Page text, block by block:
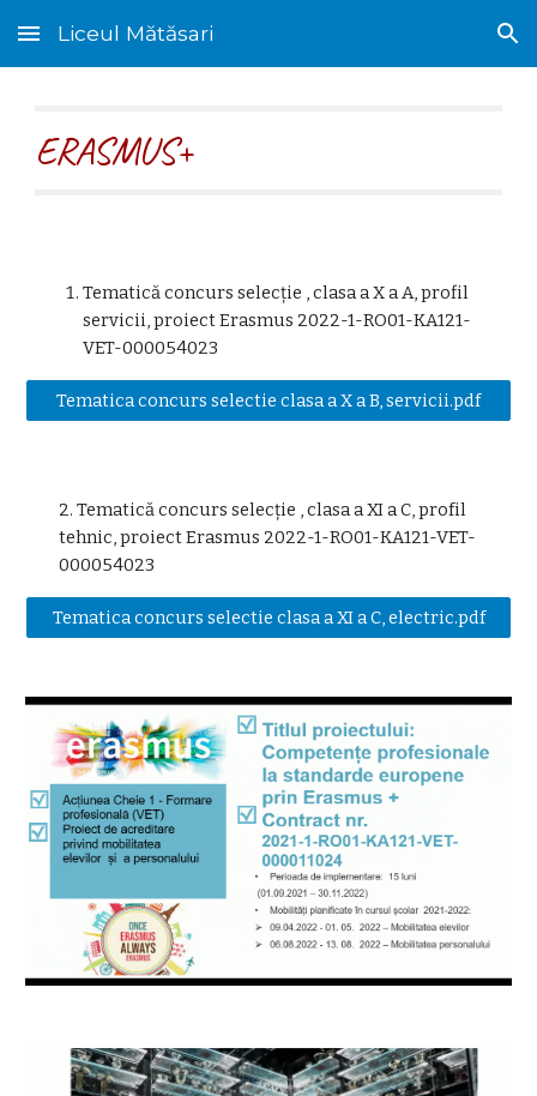
Skip to main content Skip to navigation
Liceul Mătăsari
ERASMUS+
Tematică concurs selecție , clasa a X a A
servicii, proiect Erasmus 2022-1-RO01-KA121-
VET-000054023
Tematica concurs selectie clasa a X a B, servicii.pdf
2. Tematică concurs selecție , clasa a XI a C, profil
tehnic, proiect Erasmus 2022-1-RO01-KA121-VET-
000054023
Tematica concurs selectie clasa a XI a C, electric.pdf